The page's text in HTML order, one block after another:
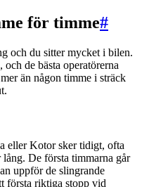
för timme#
och du sitter mycket i bilen.
de bästa operatörerna
än någon timme i sträck
eller Kotor sker tidigt, ofta
De första timmarna går
uppför de slingrande
första riktiga stopp vid